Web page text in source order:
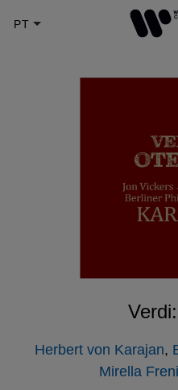
Herbert von Karajan,
Mirella Freni